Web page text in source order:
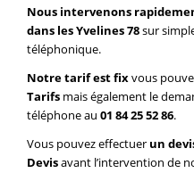
Nous intervenons
dans les Yvelines 78sur
téléphonique.
Notre tarif est fixvous
Tarifs mais également le
téléphone au 01 84 25 52 86.
Vous pouvez effectuer un
Devisavant l’intervention de